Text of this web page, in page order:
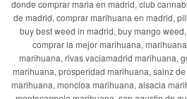
donde comprar maria en madrid, club
de madrid, comprar marihuana en madrid,
buy best weed in madrid, buy mango
comprar la mejor marihuana,
marihuana, rivas vaciamadrid marihuana,
marihuana, prosperidad marihuana, sainz
marihuana, moncloa marihuana, alsacia